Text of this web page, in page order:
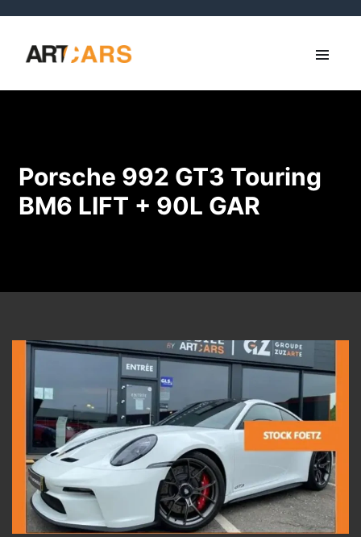
Porsche 992 GT3 Touring
BM6 LIFT + 90L GAR